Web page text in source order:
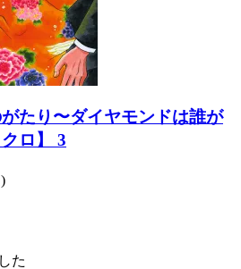
たり〜ダイヤモンドは誰が
ロ】 3
た